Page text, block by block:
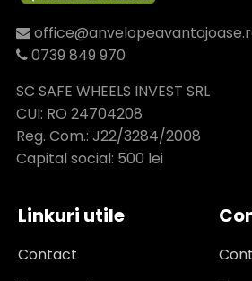
0739 849 970
SC SAFE WHEELS INVEST SRL
CUI: RO 24704208
Reg. Com.: J22/3284/2008
Capital social: 500 lei
Linkuri utile
Contact